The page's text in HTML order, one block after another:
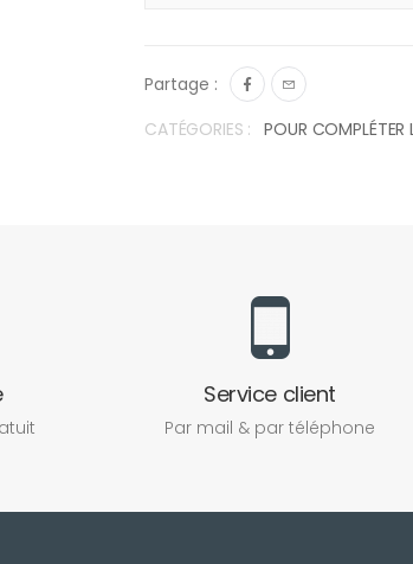
Partage :
CATÉGORIES :
POUR COMPLÉTER
Service client
Par mail & par téléphone